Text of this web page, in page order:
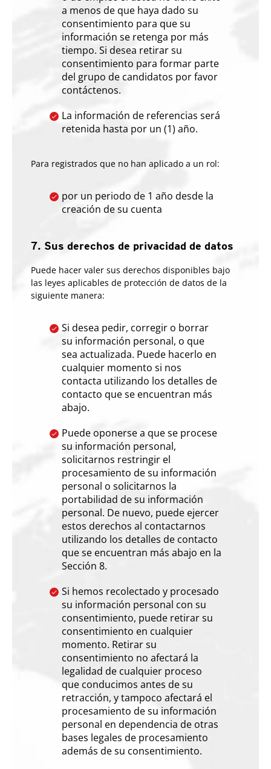
a menos de que haya dado su
consentimiento para que su
información se retenga por más
tiempo. Si desea retirar su
consentimiento para formar parte
del grupo de candidatos por favor
contáctenos.
La información de referencias será
retenida hasta por un (1) año.
Para registrados que no han aplicado a un rol:
por un periodo de 1 año desde la
creación de su cuenta
7. Sus derechos de privacidad de datos
Puede hacer valer sus derechos disponibles bajo
las leyes aplicables de protección de datos de la
siguiente manera:
Si desea pedir, corregir o borrar
su información personal, o que
sea actualizada. Puede hacerlo en
cualquier momento si nos
contacta utilizando los detalles de
contacto que se encuentran más
abajo.
Puede oponerse a que se procese
su información personal,
solicitarnos restringir el
procesamiento de su información
personal o solicitarnos la
portabilidad de su información
personal. De nuevo, puede ejercer
estos derechos al contactarnos
utilizando los detalles de contacto
que se encuentran más abajo en la
Sección 8.
Si hemos recolectado y procesado
su información personal con su
consentimiento, puede retirar su
consentimiento en cualquier
momento. Retirar su
consentimiento no afectará la
legalidad de cualquier proceso
que conducimos antes de su
retracción, y tampoco afectará el
procesamiento de su información
personal en dependencia de otras
bases legales de procesamiento
además de su consentimiento.